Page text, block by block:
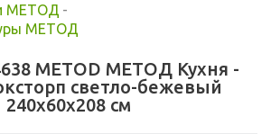
МЕТОД -
МЕТОД
METOD МЕТОД Кухня -
светло-бежевый
240x60x208 см